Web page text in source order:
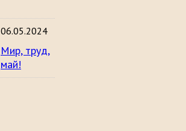
06.05.2024
Мир, труд,
май!